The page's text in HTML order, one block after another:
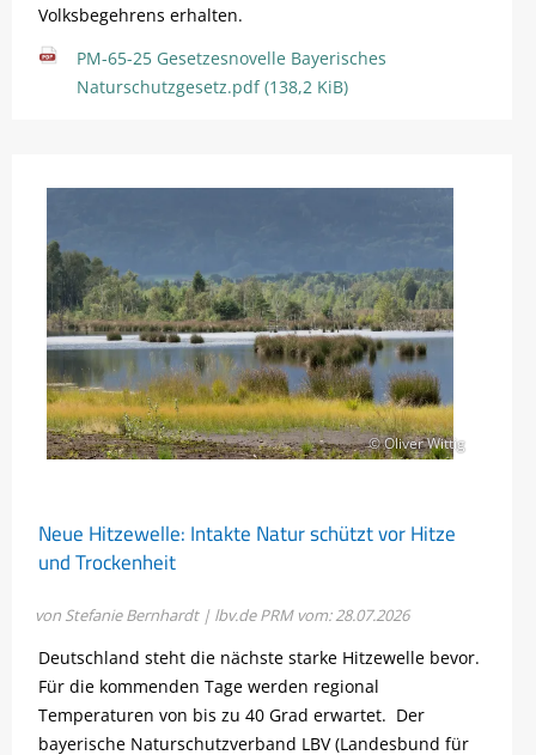
Volksbegehrens erhalten.
PM-65-25 Gesetzesnovelle Bayerisches
Naturschutzgesetz.pdf(138,2 KiB)
© Oliver Wittig
Neue Hitzewelle: Intakte Natur schützt vor Hitze
und Trockenheit
von Stefanie Bernhardt | lbv.dePRM vom: 28.07.2026
Deutschland steht die nächste starke Hitzewelle bevor.
Für die kommenden Tage werden regional
Temperaturen von bis zu 40 Grad erwartet. Der
bayerische Naturschutzverband LBV (Landesbund für